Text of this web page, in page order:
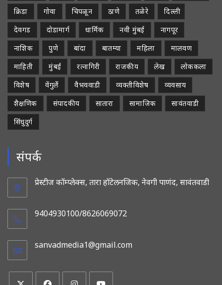
क्रिडा
गोवा चिपळून ठाणे तळेरे
दिल्ली
देवगड
दोडामार्ग धार्मिक नवी मुंबई
नागपूर
नाशिक
पुणे बांदा बातम्या महिला
मालवण
माहिती
मुंबई रत्नागिरी राजकीय लेख
लोककला
विशेष
वेंगुर्ले वैभववाडी व्यक्तीविशेष
व्यवसाय
शैक्षणिक
संपादकीय सातारा सामाजिक
सावंतवाडी
सिंधुदुर्ग
संपर्क
प्रेस्टीज कॉम्प्लेक्स, तारा हॉटेलनजिक, नेवगी पाणंद, सावंतवाडी
9404930100/8626069072
sanvadmedia1@gmail.com